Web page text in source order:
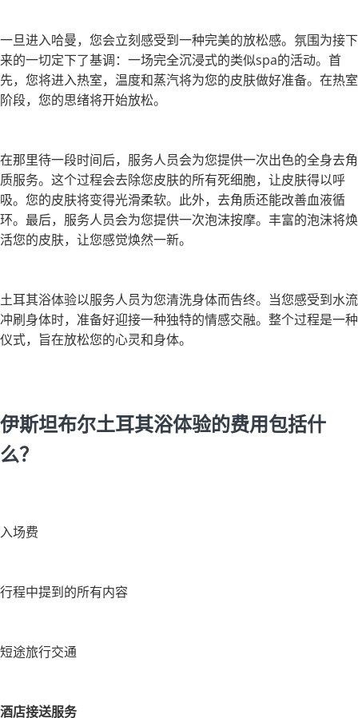
一旦进入哈曼，您会立刻感受到一种完美的放松感。氛围为接下
来的一切定下了基调：一场完全沉浸式的类似spa的活动。首
先，您将进入热室，温度和蒸汽将为您的皮肤做好准备。在热室
阶段，您的思绪将开始放松。
在那里待一段时间后，服务人员会为您提供一次出色的全身去角
质服务。这个过程会去除您皮肤的所有死细胞，让皮肤得以呼
吸。您的皮肤将变得光滑柔软。此外，去角质还能改善血液循
环。最后，服务人员会为您提供一次泡沫按摩。丰富的泡沫将焕
活您的皮肤，让您感觉焕然一新。
土耳其浴体验以服务人员为您清洗身体而告终。当您感受到水流
冲刷身体时，准备好迎接一种独特的情感交融。整个过程是一种
仪式，旨在放松您的心灵和身体。
伊斯坦布尔土耳其浴体验的费用包括什
么？
入场费
行程中提到的所有内容
短途旅行交通
酒店接送服务